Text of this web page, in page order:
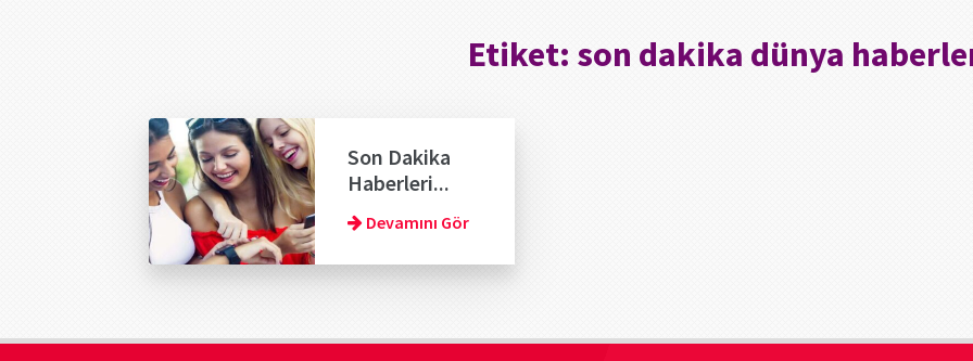
Etiket: son dakika dünya
Son Dakika
Haberleri...
Devamını Gör